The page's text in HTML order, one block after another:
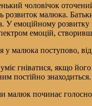
чоловічок
розвиток малюка.
У емоційному
емоцій,
у малюка поступово,
гніватися, якщо
постійно знаходиться.
малюк починає голосно